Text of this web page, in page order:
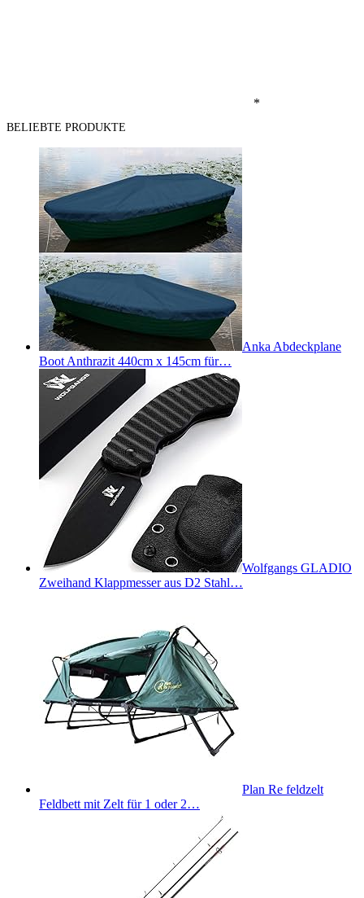
*
BELIEBTE PRODUKTE
Anka Abdeckplane
Boot Anthrazit 440cm x 145cm für…
Wolfgangs GLADIO
Zweihand Klappmesser aus D2 Stahl…
Plan Re feldzelt
Feldbett mit Zelt für 1 oder 2…